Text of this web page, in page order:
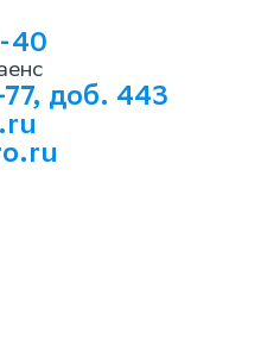
40
доб. 443